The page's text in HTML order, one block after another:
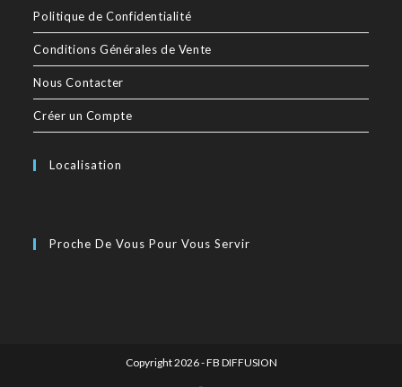
Politique de Confidentialité
Conditions Générales de Vente
Nous Contacter
Créer un Compte
Localisation
Proche De Vous Pour Vous Servir
Copyright 2026 - FB DIFFUSION